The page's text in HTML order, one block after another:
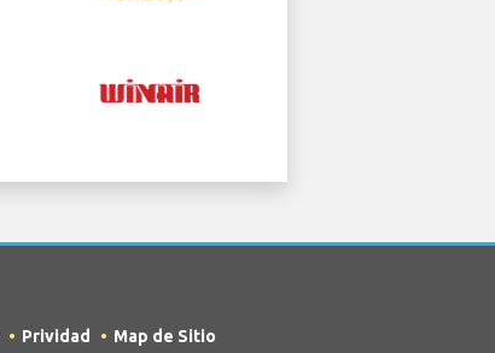
Prividad Map de Sitio